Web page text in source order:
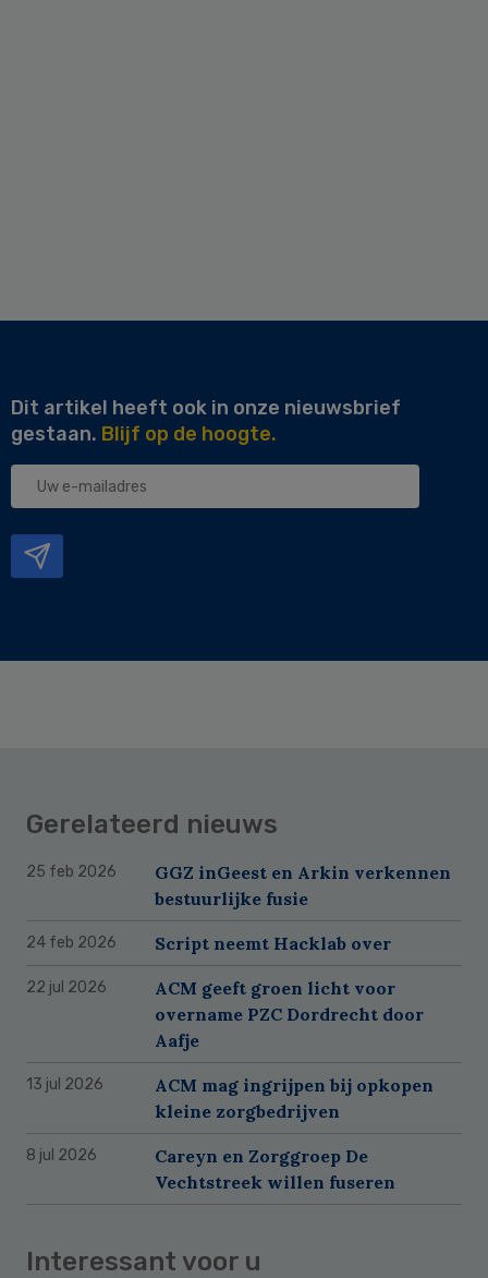
Dit artikel heeft ook in onze nieuwsbrief
gestaan. Blijf op de hoogte.
Uw
Gerelateerd nieuws
25 feb 2026
GGZ inGeest en Arkin verkennen
bestuurlijke fusie
24 feb 2026 Script neemt Hacklab over
22 jul 2026
ACM geeft groen licht voor
overname PZC Dordrecht door
Aafje
13 jul 2026
ACM mag ingrijpen bij opkopen
kleine zorgbedrijven
8 jul 2026
Careyn en Zorggroep De
Vechtstreek willen fuseren
Interessant voor u